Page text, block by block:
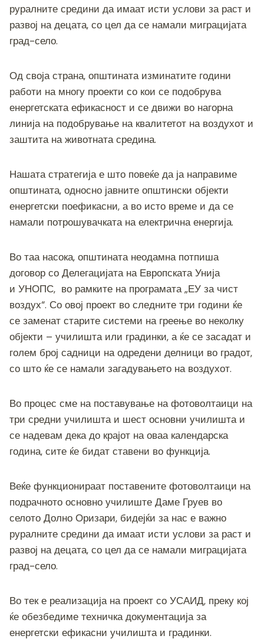
руралните средини да имаат исти услови за раст и
развој на децата, со цел да се намали миграцијата
град-село.
Од своја страна, општината изминатите години
работи на многу проекти со кои се подобрува
енергетската ефикасност и се движи во нагорна
линија на подобрување на квалитетот на воздухот и
заштита на животната средина.
Нашата стратегија е што повеќе да ја направиме
општината, односно јавните општински објекти
енергетски поефикасни, а во исто време и да се
намали потрошувачката на електрична енергија.
Во таа насока, општината неодамна потпиша
договор со Делегацијата на Европската Унија
и УНОПС, во рамките на програмата „ЕУ за чист
воздух“. Со овој проект во следните три години ќе
се заменат старите системи на греење во неколку
објекти – училишта или градинки, а ќе се засадат и
голем број садници на одредени делници во градот,
со што ќе се намали загадувањето на воздухот.
Во процес сме на поставување на фотоволтаици на
три средни училишта и шест основни училишта и
се надевам дека до крајот на оваа календарска
година, сите ќе бидат ставени во функција.
Веќе функционираат поставените фотоволтаици на
подрачното основно училиште Даме Груев во
селото Долно Оризари, бидејќи за нас е важно
руралните средини да имаат исти услови за раст и
развој на децата, со цел да се намали миграцијата
град-село.
Во тек е реализација на проект со УСАИД, преку кој
ќе обезбедиме техничка документација за
енергетски ефикасни училишта и градинки.